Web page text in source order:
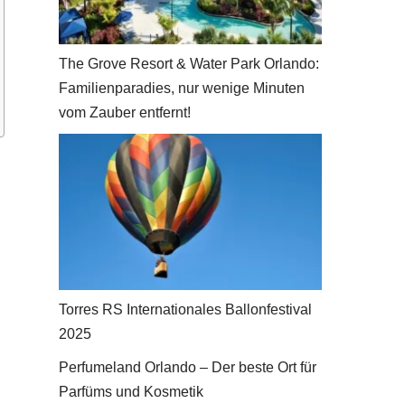
The Grove Resort & Water Park Orlando:
Familienparadies, nur wenige Minuten
vom Zauber entfernt!
Torres RS Internationales Ballonfestival
2025
Perfumeland Orlando – Der beste Ort für
Parfüms und Kosmetik